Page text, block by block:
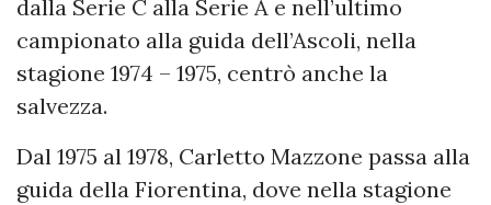
dalla Serie C alla Serie A e nell’ultimo
campionato alla guida dell’Ascoli, nella
stagione 1974 – 1975, centrò anche la
salvezza.
Dal 1975 al 1978, Carletto Mazzone passa alla
guida della Fiorentina, dove nella stagione